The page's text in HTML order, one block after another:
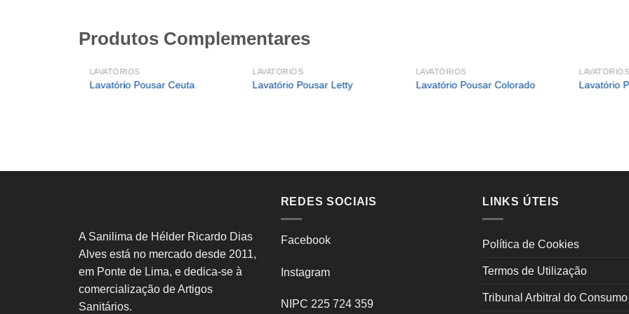
Produtos Complementares
LAVATÓRIOS
Lavatório Pousar Ceuta
LAVATÓRIOS
Lavatório Pousar Letty
LAVATÓRIOS
Lavatório Pousar Colorado
LAVATÓRIOS
Lavatório
A Sanilima de Hélder Ricardo Dias
Alves está no mercado desde 2011,
em Ponte de Lima, e dedica-se à
comercialização de Artigos
Sanitários.
REDES SOCIAIS
Facebook
Instagram
NIPC 225 724 359
LINKS ÚTEIS
Política de Cookies
Termos de Utilização
Tribunal Arbitral do Consumo